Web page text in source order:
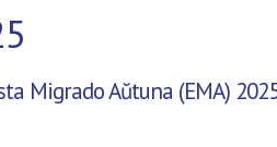
Migrado Aŭtuna (EMA)